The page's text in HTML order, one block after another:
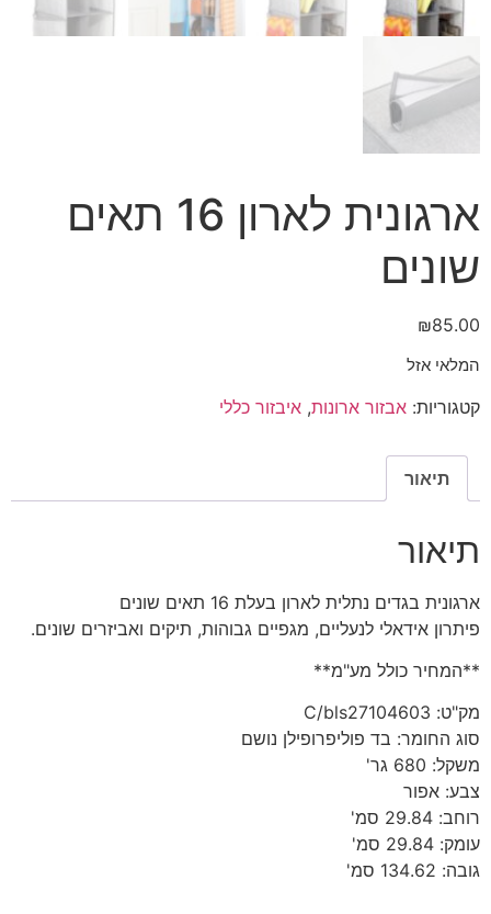
ארגונית לארון 16 תאים
שונים
₪85.00
המלאי אזל
קטגוריות: אבזור ארונות, איבזור כללי
תיאור
תיאור
ארגונית בגדים נתלית לארון בעלת 16 תאים שונים
פיתרון אידאלי לנעליים, מגפיים גבוהות, תיקים ואביזרים שונים.
**המחיר כולל מע"מ**
מק"ט: C/bls27104603
סוג החומר: בד פוליפרופילן נושם
משקל: 680 גר'
צבע: אפור
רוחב: 29.84 סמ'
עומק: 29.84 סמ'
גובה: 134.62 סמ'